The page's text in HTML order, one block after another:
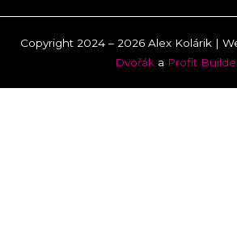
Copyright 2024 – 2026 Alex Kolárik |
Dvořáka Profit